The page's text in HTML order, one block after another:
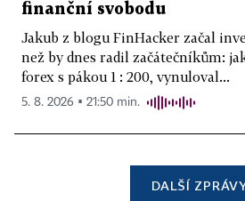
finanční svobodu
Jakub z blogu FinHacker začal
než by dnes radil začátečníkům:
forex s pákou 1 : 200, vynuloval...
5. 8. 2026 ▪ 21:50 min.
DALŠÍ